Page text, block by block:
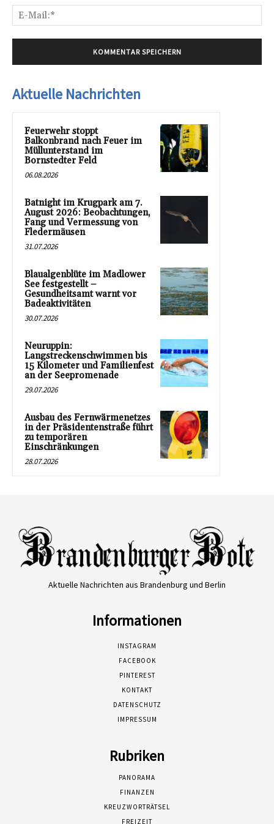
Aktuelle Nachrichten
Feuerwehr stoppt
Balkonbrand nach Feuer im
Müllunterstand im
Bornstedter Feld
06.08.2026
Batnight im Krugpark am 7.
August 2026: Beobachtungen,
Fang und Vermessung von
Fledermäusen
31.07.2026
Blaualgenblüte im Madlower
See festgestellt –
Gesundheitsamt warnt vor
Badeaktivitäten
30.07.2026
Neuruppin:
Langstreckenschwimmen bis
15 Kilometer und Familienfest
an der Seepromenade
29.07.2026
Ausbau des Fernwärmenetzes
in der Präsidentenstraße führt
zu temporären
Einschränkungen
28.07.2026
Aktuelle Nachrichten aus Brandenburg und Berlin
Informationen
INSTAGRAM
FACEBOOK
PINTEREST
KONTAKT
DATENSCHUTZ
IMPRESSUM
Rubriken
PANORAMA
FINANZEN
KREUZWORTRÄTSEL
FREIZEIT